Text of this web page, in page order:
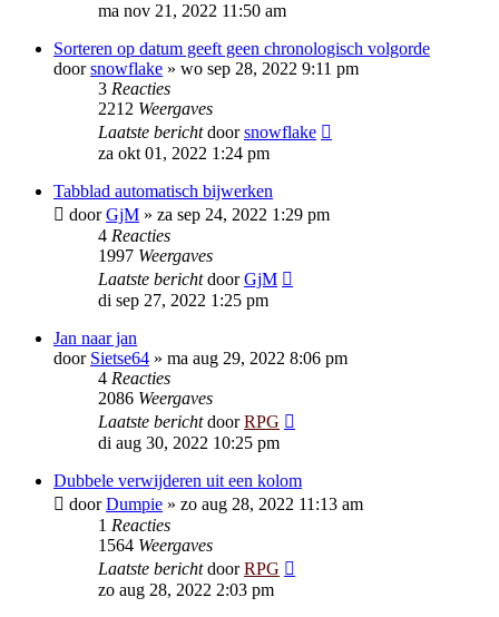
ma nov 21, 2022 11:50 am
Sorteren op datum geeft geen chronologisch volgorde
doorsnowflake » wo sep 28, 2022 9:11 pm
3 Reacties
2212 Weergaves
Laatste berichtdoorsnowflake
za okt 01, 2022 1:24 pm
Tabblad automatisch bijwerken
doorGjM » za sep 24, 2022 1:29 pm
4 Reacties
1997 Weergaves
Laatste berichtdoorGjM
di sep 27, 2022 1:25 pm
Jan naar jan
door Sietse64 » ma aug 29, 2022 8:06 pm
4 Reacties
2086 Weergaves
Laatste berichtdoorRPG
di aug 30, 2022 10:25 pm
Dubbele verwijderen uit een kolom
doorDumpie » zo aug 28, 2022 11:13 am
1 Reacties
1564 Weergaves
Laatste berichtdoorRPG
zo aug 28, 2022 2:03 pm